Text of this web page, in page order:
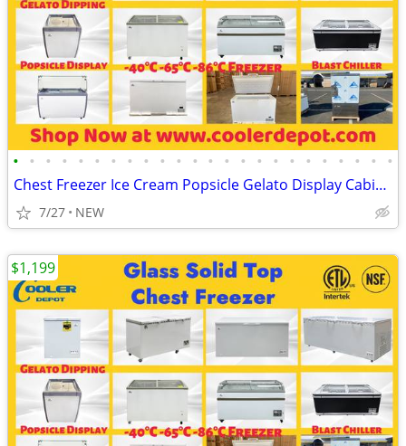
• • • • • • • • • • • • • • • • • • • • • • • •
Chest Freezer Ice Cream Popsicle Gelato Display Cabinet
7/27 NEW
$1,199